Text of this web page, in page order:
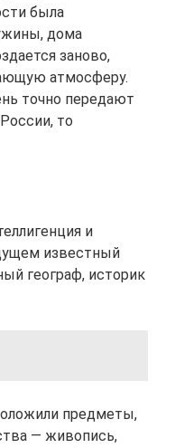
была
дома
заново,
атмосферу.
точно передают
то
и
известный
географ, историк
предметы,
— живопись,